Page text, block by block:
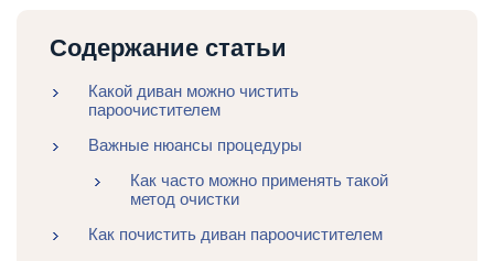
Содержание статьи
Какой диван можно чистить
пароочистителем
Важные нюансы процедуры
Как часто можно применять такой
метод очистки
Как почистить диван пароочистителем